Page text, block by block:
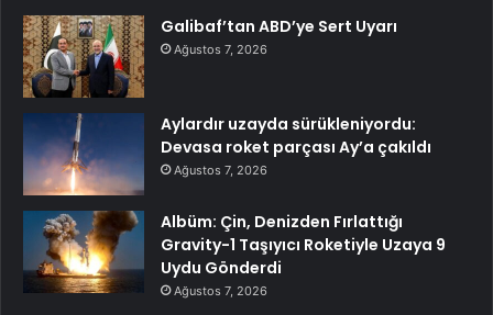
Galibaf’tan ABD’ye Sert Uyarı
Ağustos 7, 2026
Aylardır uzayda sürükleniyordu:
Devasa roket parçası Ay’a çakıldı
Ağustos 7, 2026
Albüm: Çin, Denizden Fırlattığı
Gravity-1 Taşıyıcı Roketiyle Uzaya 9
Uydu Gönderdi
Ağustos 7, 2026